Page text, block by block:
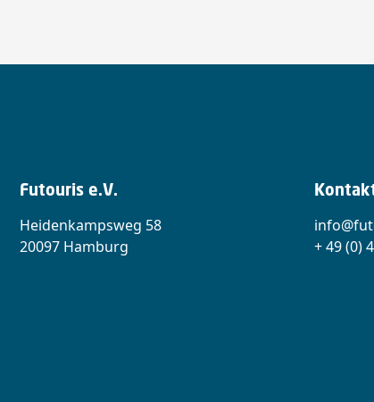
Futouris e.V.
Heidenkampsweg 58
20097 Hamburg
+ 49 (0)